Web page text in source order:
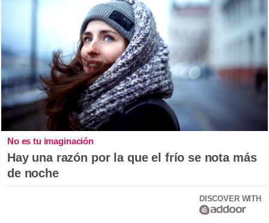
No es tu imaginación
Hay una razón por la que el frío se nota más
de noche
DISCOVER WITH